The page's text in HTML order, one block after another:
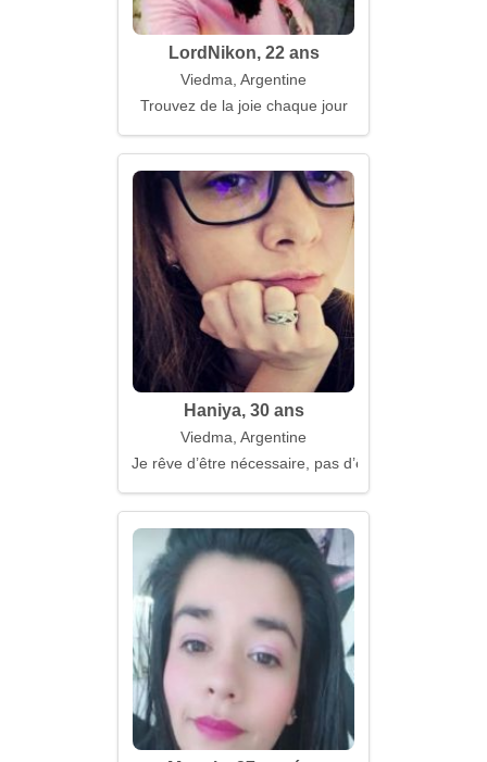
LordNikon, 22 ans
Viedma, Argentine
Trouvez de la joie chaque jour
Haniya, 30 ans
Viedma, Argentine
Je rêve d’être nécessaire, pas d’être pratique